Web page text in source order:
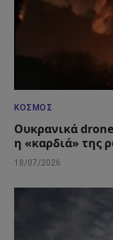
ΚΌΣΜΟΣ
Ουκρανικά
η «καρδιά» της
18/07/2026